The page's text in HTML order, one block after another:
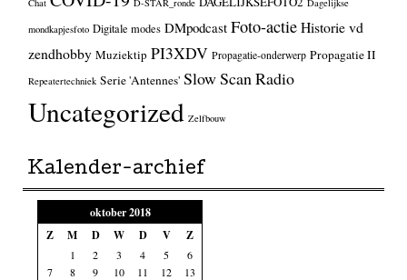
Chat D-STAR_ronde Dagelijkse
mondkapjesfoto Digitale modes DMpodcast Foto-actieHistorie vd
zendhobby Muziektip PI3XDV Propagatie-onderwerp Propagatie II
Repeatertechniek Serie 'Antennes' Slow Scan Radio
Uncategorized Zelfbouw
Kalender-archief
oktober 2018
Z
M D W D V Z
1 2 3 4 5
6
7
8 9 10 11 12
13